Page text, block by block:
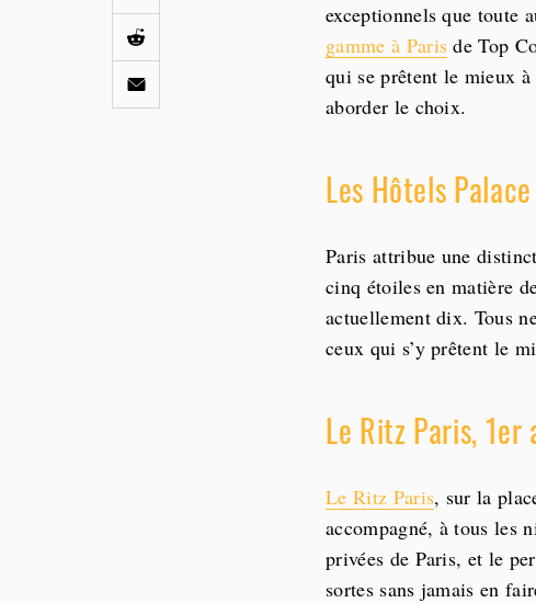
exceptionnels que toute
gamme à Paris de Top
qui se prêtent le mieux
aborder le choix.
Les Hôtels Palace
Paris attribue une
cinq étoiles en matière
actuellement dix. Tous
ceux qui s’y prêtent le
Le Ritz Paris,
Le Ritz Paris, sur la
accompagné, à tous les
privées de Paris, et le
sortes sans jamais en